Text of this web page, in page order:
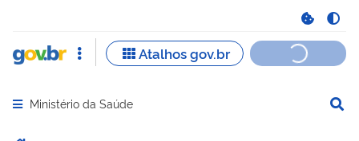
Abrir menu principal de navegação
Ministério da Saúde